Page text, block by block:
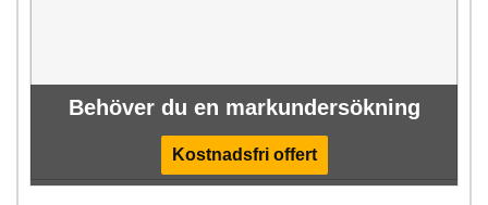
Behöver du en markundersökning
Kostnadsfri offert